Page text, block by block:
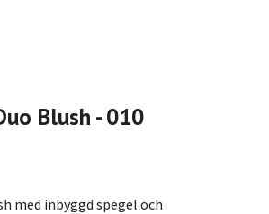
Blush - 010
med inbyggd spegel och